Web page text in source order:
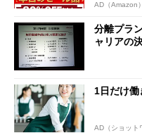
AD（Amazon）
分離プラ
ャリアの
1日だけ働
AD（ショット